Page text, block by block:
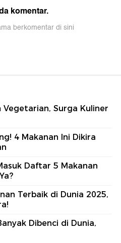
komentar.
berkomentar di sini
Surga Kuliner
4 Makanan Ini Dikira
Daftar 5 Makanan
Terbaik di Dunia 2025,
Dibenci di Dunia,